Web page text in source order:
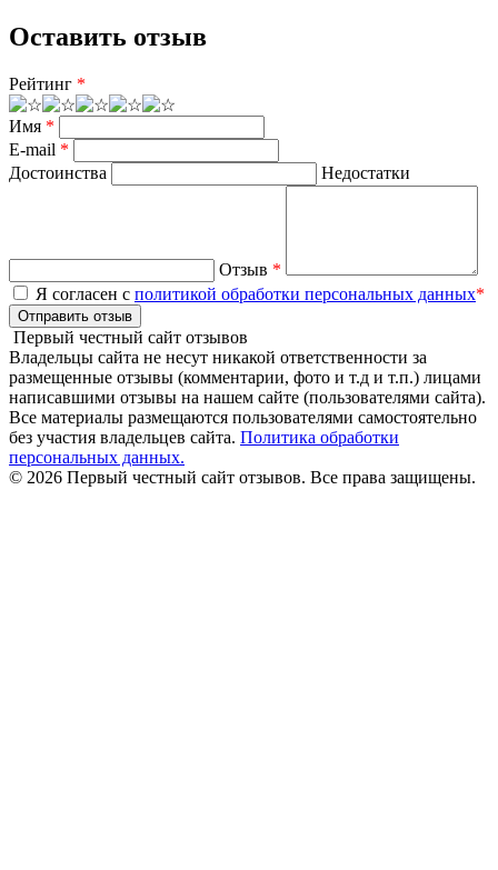
Оставить отзыв
Рейтинг *
Имя *
E-mail *
Достоинства
Недостатки
Отзыв *
Я согласен с политикой обработки персональных данных*
Отправить отзыв
Первый честный сайт отзывов
Владельцы сайта не несут никакой ответственности за
размещенные отзывы (комментарии, фото и т.д и т.п.) лицами
написавшими отзывы на нашем сайте (пользователями сайта).
Все материалы размещаются пользователями самостоятельно
без участия владельцев сайта. Политика обработки
персональных данных.
© 2026 Первый честный сайт отзывов. Все права защищены.